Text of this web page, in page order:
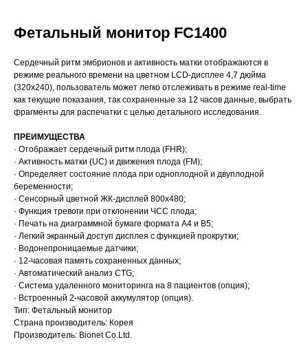
Фетальный монитор FC1400
Сердечный ритм эмбрионов и активность матки отображаются в
режиме реального времени на цветном LCD-дисплее 4,7 дюйма
(320х240), пользователь может легко отслеживать в режиме real-time
как текущие показания, так сохраненные за 12 часов данные, выбрать
фрагменты для распечатки с целью детального исследования.
ПРЕИМУЩЕСТВА
· Отображает сердечный ритм плода (FHR);
· Активность матки (UC) и движения плода (FM);
· Определяет состояние плода при одноплодной и двуплодной
беременности;
· Сенсорный цветной ЖК-дисплей 800х480;
· Функция тревоги при отклонении ЧСС плода;
· Печать на диаграммной бумаге формата A4 и В5;
· Легкий экранный доступ дисплея с функцией прокрутки;
· Водонепроницаемые датчики;
· 12-часовая память сохраненных данных;
· Автоматический анализ CTG;
· Система удаленного мониторинга на 8 пациентов (опция);
· Встроенный 2-часовой аккумулятор (опция).
Тип: Фетальный монитор
Страна производитель: Корея
Производитель: Bionet Co.Ltd.